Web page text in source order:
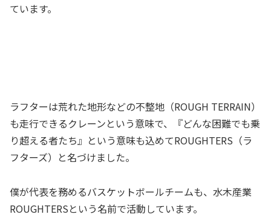
ています。
ラフターは荒れた地形などの不整地（ROUGH TERRAIN）
も走行できるクレーンという意味で、『どんな困難でも乗
り超える者たち』という意味も込めてROUGHTERS（ラ
フターズ）と名づけました。
僕が代表を務めるバスケットボールチームも、水木産業
ROUGHTERSという名前で活動しています。